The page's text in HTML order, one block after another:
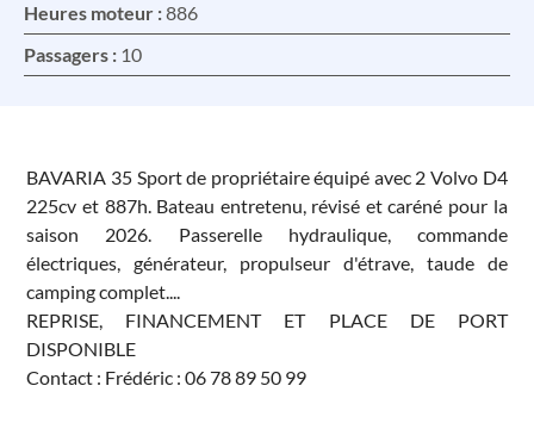
Heures moteur :886
Passagers : 10
BAVARIA 35 Sport de propriétaire équipé avec 2 Volvo D4
225cv et 887h. Bateau entretenu, révisé et caréné pour la
saison 2026. Passerelle hydraulique, commande
électriques, générateur, propulseur d'étrave, taude de
camping complet....
REPRISE, FINANCEMENT ET PLACE DE PORT
DISPONIBLE
Contact : Frédéric : 06 78 89 50 99